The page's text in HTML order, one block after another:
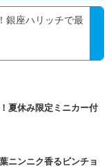
銀座ハリッチで最
夏休み限定ミニカー付
ニンニク香るビンチョ